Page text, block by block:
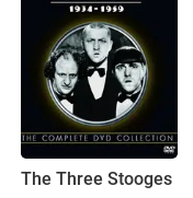
The Three Stooges